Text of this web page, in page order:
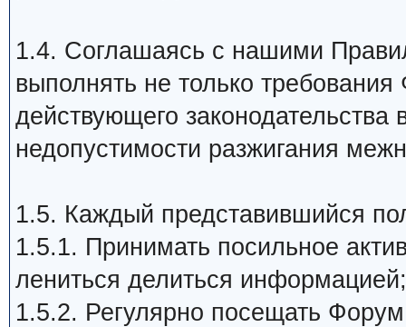
1.4. Соглашаясь с нашими
выполнять не только
действующего законодательства
недопустимости разжигания
1.5. Каждый представившийся
1.5.1. Принимать посильное
лениться делиться информацией;
1.5.2. Регулярно посещать